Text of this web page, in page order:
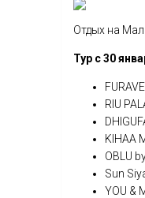
Отдых на
Тур с 30
RIU
KIHAA
OBLU
Sun
YOU &